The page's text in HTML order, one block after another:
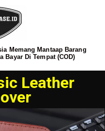
Memang Mantaap Barang
Bayar Di Tempat (COD)
Leather